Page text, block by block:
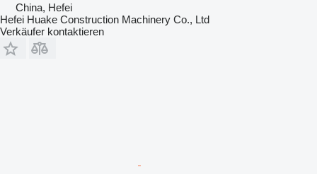
China, Hefei
Hefei Huake Construction Machinery Co., Ltd
Verkäufer kontaktieren